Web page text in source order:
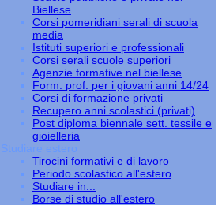
Biellese
Corsi pomeridiani serali di scuola
media
Istituti superiori e professionali
Corsi serali scuole superiori
Agenzie formative nel biellese
Form. prof. per i giovani anni 14/24
Corsi di formazione privati
Recupero anni scolastici (privati)
Post diploma biennale sett. tessile e
gioielleria
Studiare estero
Tirocini formativi e di lavoro
Periodo scolastico all'estero
Studiare in...
Borse di studio all'estero